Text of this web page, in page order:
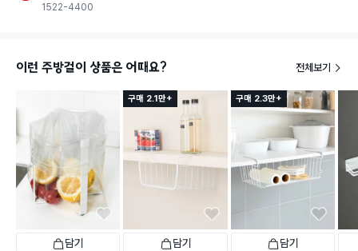
1522-4400
이런 주방걸이 상품은 어때요? 전체보기
담기
구매 2.1만+
담기
구매 2.3만+
담기